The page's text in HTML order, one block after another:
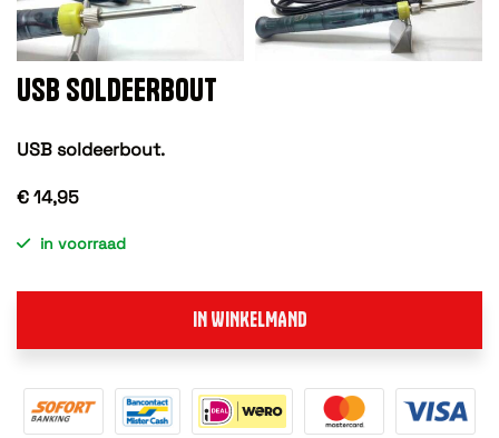
USB SOLDEERBOUT
USB soldeerbout.
€ 14,95
in voorraad
IN WINKELMAND